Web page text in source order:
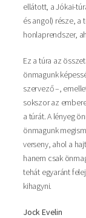
ellátott, a Jókai-
és angol) része, a
honlaprendszer,
Ez a túra az
önmagunk
szervező –,
sokszor az
a túrát. A lényeg
önmagunk
verseny, ahol a
hanem csak
tehát egyaránt
kihagyni.
Jock Evelin